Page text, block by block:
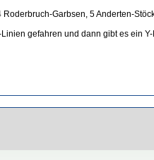
Garbsen, 5 Anderten-
gefahren und dann gibt es ein